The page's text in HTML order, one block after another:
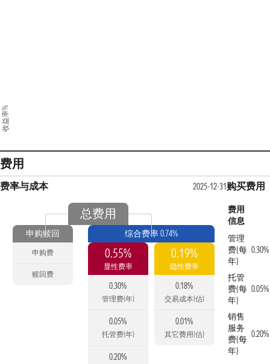
收益率%
费用
费率与成本 2025-12-31
总费用
申购赎回
申购费
赎回费
综合费率 0.74%
0.55%
显性费率
0.30%
管理费(年)
0.05%
托管费(年)
0.20%
0.19%
隐性费率
0.18%
交易成本(估)
0.01%
其它费用(估)
购买费用
费用
信息
管理
费(每
年)
0.30%
托管
费(每
年)
0.05%
销售
服务
费(每
年)
0.20%